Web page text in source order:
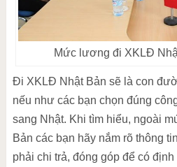
Mức lương đi XKLĐ
Đi XKLĐ Nhật Bản sẽ là con
nếu như các bạn chọn đúng
sang Nhật. Khi tìm hiểu, ngoài
Bản các bạn hãy nắm rõ thông
phải chi trả, đóng góp để có